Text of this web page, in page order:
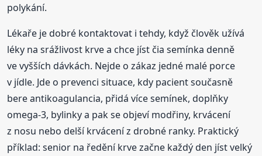
polykání.
Lékaře je dobré kontaktovat i tehdy, když člověk užívá
léky na srážlivost krve a chce jíst čia semínka denně
ve vyšších dávkách. Nejde o zákaz jedné malé porce
v jídle. Jde o prevenci situace, kdy pacient současně
bere antikoagulancia, přidá více semínek, doplňky
omega-3, bylinky a pak se objeví modřiny, krvácení
z nosu nebo delší krvácení z drobné ranky. Praktický
příklad: senior na ředění krve začne každý den jíst velký